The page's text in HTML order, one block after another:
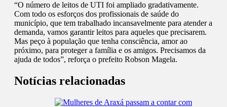
“O número de leitos de UTI foi ampliado gradativamente.
Com todo os esforços dos profissionais de saúde do
município, que tem trabalhado incansavelmente para atender a
demanda, vamos garantir leitos para aqueles que precisarem.
Mas peço à população que tenha consciência, amor ao
próximo, para proteger a família e os amigos. Precisamos da
ajuda de todos”, reforça o prefeito Robson Magela.
Notícias relacionadas